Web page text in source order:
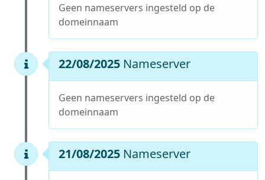
Geen nameservers ingesteld op de
domeinnaam
22/08/2025 Nameserver
Geen nameservers ingesteld op de
domeinnaam
21/08/2025 Nameserver